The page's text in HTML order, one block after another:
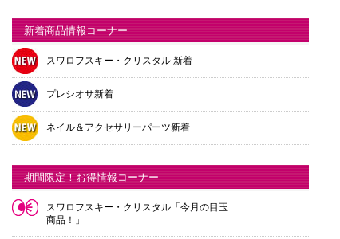
新着商品情報コーナー
スワロフスキー・クリスタル 新着
プレシオサ新着
ネイル＆アクセサリーパーツ新着
期間限定！お得情報コーナー
スワロフスキー・クリスタル「今月の目玉
商品！」